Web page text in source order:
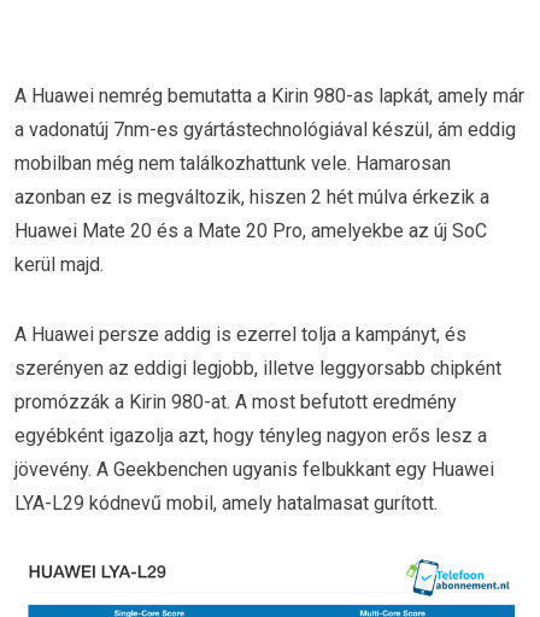
A Huawei nemrég bemutatta a Kirin 980-as lapkát, amely már
a vadonatúj 7nm-es gyártástechnológiával készül, ám eddig
mobilban még nem találkozhattunk vele. Hamarosan
azonban ez is megváltozik, hiszen 2 hét múlva érkezik a
Huawei Mate 20 és a Mate 20 Pro, amelyekbe az új SoC
kerül majd.
A Huawei persze addig is ezerrel tolja a kampányt, és
szerényen az eddigi legjobb, illetve leggyorsabb chipként
promózzák a Kirin 980-at. A most befutott eredmény
egyébként igazolja azt, hogy tényleg nagyon erős lesz a
jövevény. A Geekbenchen ugyanis felbukkant egy Huawei
LYA-L29 kódnevű mobil, amely hatalmasat gurított.